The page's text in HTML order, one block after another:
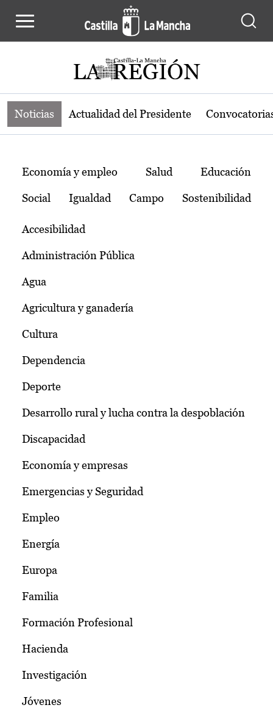
Noticias de la región de Castilla-La
Noticias Actualidad del Presidente
Temas
Economía y empleo Salud Educación
Social Igualdad Campo Sostenibilidad
Accesibilidad
Administración Pública
Agua
Agricultura y ganadería
Cultura
Dependencia
Deporte
Desarrollo rural y lucha contra la despoblación
Discapacidad
Economía y empresas
Emergencias y Seguridad
Empleo
Energía
Europa
Familia
Formación Profesional
Hacienda
Investigación
Jóvenes